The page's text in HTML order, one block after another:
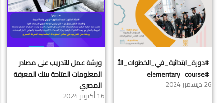
#دورة_ابتدائية_في_الخطوات_الأساسية_للبحث_العلمي_للباحثين_الجدد
#elementary_course
26 ديسمبر 2024
ورشة عمل للتدريب على مصادر
المعلومات المتاحة ببنك المعرفة
المصري
16 أكتوبر 2024